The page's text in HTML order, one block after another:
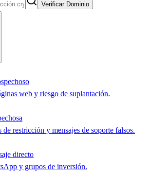
Verificar Dominio
web y riesgo de suplantación.
de restricción y mensajes de soporte falsos.
directo
y grupos de inversión.